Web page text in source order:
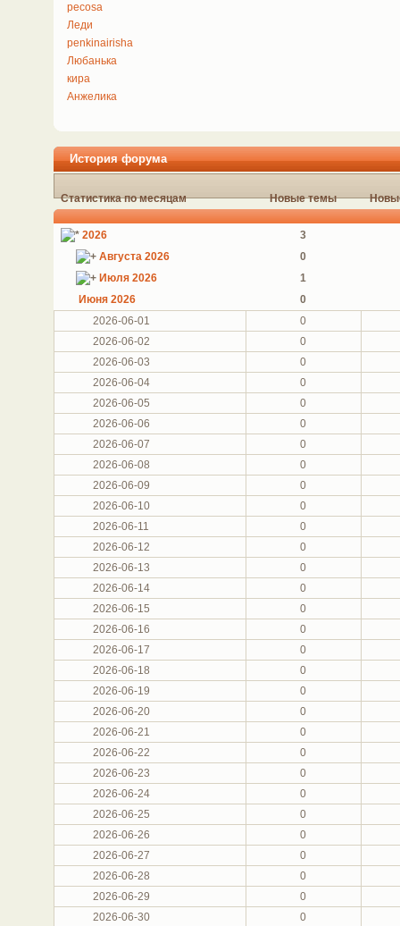
pecosa
Леди
penkinairisha
Любанька
кира
Анжелика
История форума
Статистика по месяцам Новые темы
2026
3
Августа 2026
0
Июля 2026
1
Июня 2026
0
2026-06-01
0
2026-06-02
0
2026-06-03
0
2026-06-04
0
2026-06-05
0
2026-06-06
0
2026-06-07
0
2026-06-08
0
2026-06-09
0
2026-06-10
0
2026-06-11
0
2026-06-12
0
2026-06-13
0
2026-06-14
0
2026-06-15
0
2026-06-16
0
2026-06-17
0
2026-06-18
0
2026-06-19
0
2026-06-20
0
2026-06-21
0
2026-06-22
0
2026-06-23
0
2026-06-24
0
2026-06-25
0
2026-06-26
0
2026-06-27
0
2026-06-28
0
2026-06-29
0
2026-06-30
0